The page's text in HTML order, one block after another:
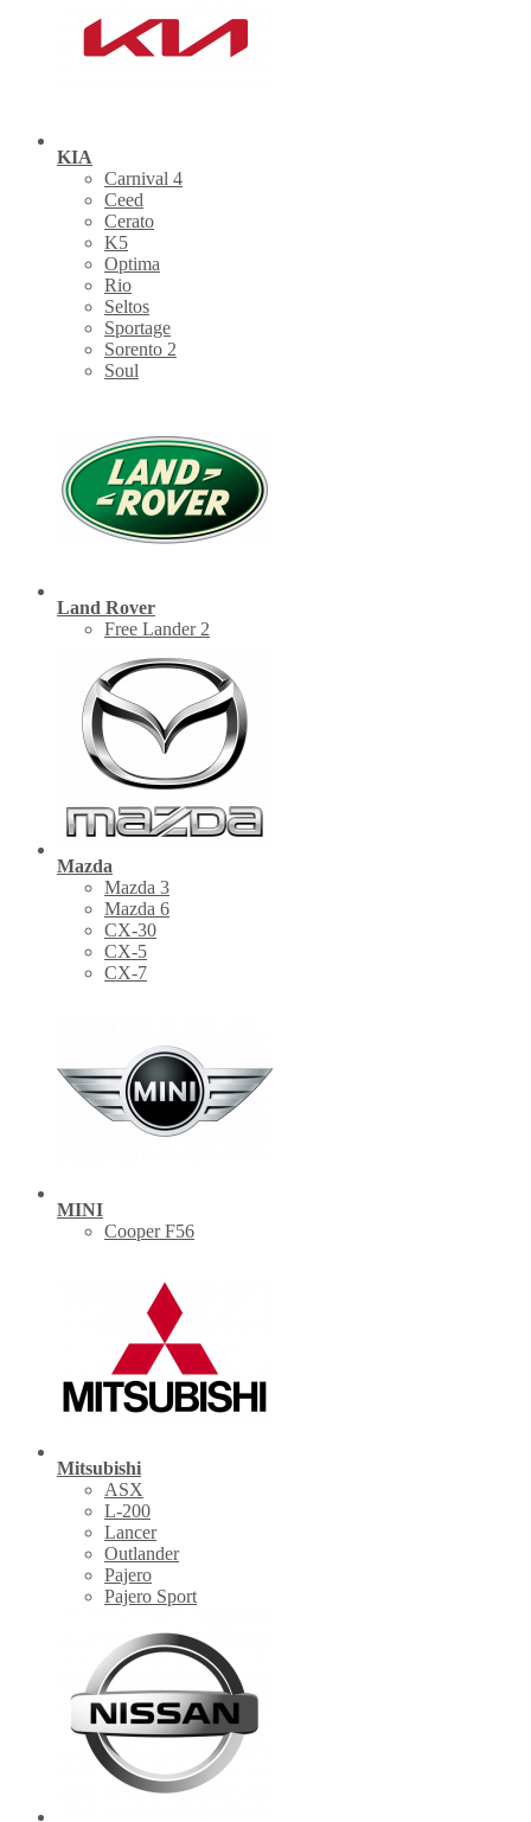
KIA
Carnival 4
Ceed
Cerato
K5
Optima
Rio
Seltos
Sportage
Sorento 2
Soul
Land Rover
Free Lander 2
Mazda
Mazda 3
Mazda 6
CX-30
СХ-5
CX-7
MINI
Cooper F56
Mitsubishi
ASX
L-200
Lancer
Outlander
Pajero
Pajero Sport